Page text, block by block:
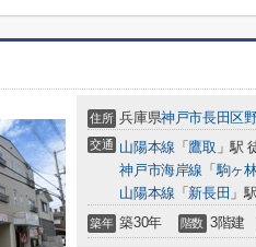
住所 兵庫県神戸市長田区
交通 山陽本線 「 鷹取 」駅
神戸市海岸線 「駒ヶ
山陽本線 「 新長田 」
築年 築30年 階数 3階建